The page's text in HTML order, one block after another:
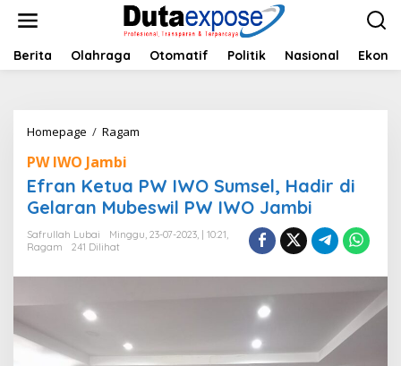
t
Berita Olahraga Otomatif Politik Nasional
Homepage / Ragam
a
n
K
a
O
PW IWO Jambi
Efran Ketua PW IWO Sumsel, Hadir di
Gelaran Mubeswil PW IWO Jambi
Safrullah Lubai
Minggu, 23-07-2023, | 10:21,
Ragam
241 Dilihat